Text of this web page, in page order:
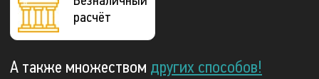
расчёт
А также множеством других способов!